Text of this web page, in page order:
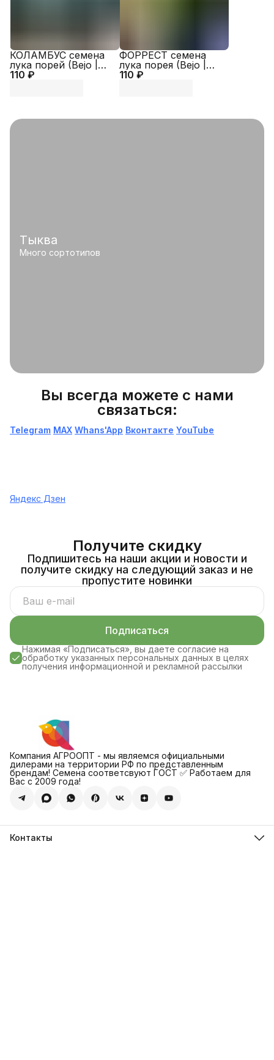
110 ₽
КОЛАМБУС семена
лука порей (Bejo |
Alexagro)
110 ₽
ФОРРЕСТ семена
лука порея (Bejo |
Alexagro)
Тыква
Много сортотипов
Вы всегда можете с нами
связаться:
Telegram МАХ Whans'App Вконтакте YouTube
Яндекс Дзен
Получите скидку
Подпишитесь на наши акции и новости и
получите скидку на следующий заказ и не
пропустите новинки
Подписаться
Нажимая «Подписаться», вы даете согласие на
обработку указанных персональных данных в целях
получения информационной и рекламной рассылки
Компания АГРООПТ - мы являемся официальными
дилерами на территории РФ по представленным
брендам! Семена соответсвуют ГОСТ ✅ Работаем для
Вас с 2009 года!
Контакты